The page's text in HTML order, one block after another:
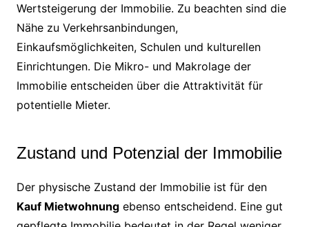
Wertsteigerung der Immobilie. Zu beachten sind die
Nähe zu Verkehrsanbindungen,
Einkaufsmöglichkeiten, Schulen und kulturellen
Einrichtungen. Die Mikro- und Makrolage der
Immobilie entscheiden über die Attraktivität für
potentielle Mieter.
Zustand und Potenzial der Immobilie
Der physische Zustand der Immobilie ist für den
Kauf Mietwohnungebenso entscheidend. Eine gut